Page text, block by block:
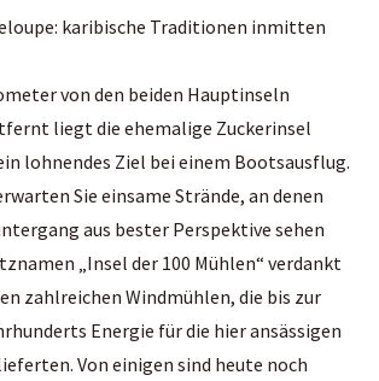
karibische Traditionen inmitten
von den beiden Hauptinseln
liegt die ehemalige Zuckerinsel
lohnendes Ziel bei einem Bootsausflug.
Sie einsame Strände, an denen
aus bester Perspektive sehen
„Insel der 100 Mühlen“ verdankt
zahlreichen Windmühlen, die bis zur
Energie für die hier ansässigen
Von einigen sind heute noch